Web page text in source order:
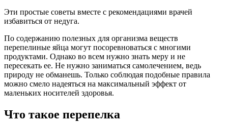
Эти простые советы вместе с рекомендациями врачей
избавиться от недуга.
По содержанию полезных для организма веществ
перепелиные яйца могут посоревноваться с многими
продуктами. Однако во всем нужно знать меру и не
пересекать ее. Не нужно заниматься самолечением, ведь
природу не обманешь. Только соблюдая подобные правила
можно смело надеяться на максимальный эффект от
маленьких носителей здоровья.
Что такое перепелка